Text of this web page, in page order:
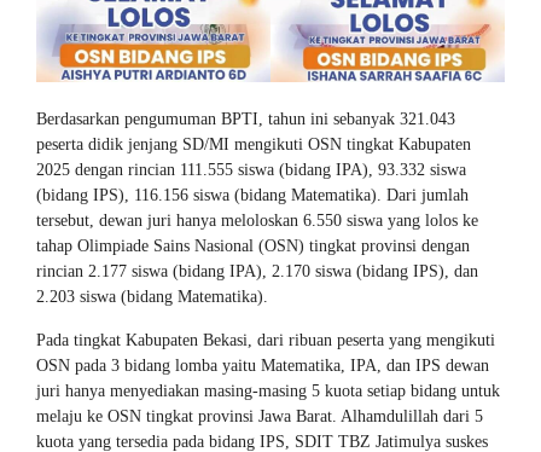
Berdasarkan pengumuman BPTI, tahun ini sebanyak 321.043
peserta didik jenjang SD/MI mengikuti OSN tingkat Kabupaten
2025 dengan rincian 111.555 siswa (bidang IPA), 93.332 siswa
(bidang IPS), 116.156 siswa (bidang Matematika). Dari jumlah
tersebut, dewan juri hanya meloloskan 6.550 siswa yang lolos ke
tahap Olimpiade Sains Nasional (OSN) tingkat provinsi dengan
rincian 2.177 siswa (bidang IPA), 2.170 siswa (bidang IPS), dan
2.203 siswa (bidang Matematika).
Pada tingkat Kabupaten Bekasi, dari ribuan peserta yang mengikuti
OSN pada 3 bidang lomba yaitu Matematika, IPA, dan IPS dewan
juri hanya menyediakan masing-masing 5 kuota setiap bidang untuk
melaju ke OSN tingkat provinsi Jawa Barat. Alhamdulillah dari 5
kuota yang tersedia pada bidang IPS, SDIT TBZ Jatimulya suskes